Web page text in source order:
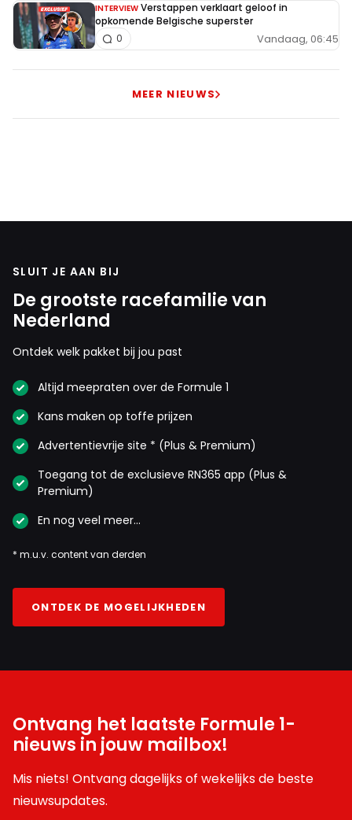
INTERVIEW Verstappen verklaart geloof in
opkomende Belgische superster
Vandaag, 06:45
0
MEER NIEUWS
SLUIT JE AAN BIJ
De grootste racefamilie van
Nederland
Ontdek welk pakket bij jou past
Altijd meepraten over de Formule 1
Kans maken op toffe prijzen
Advertentievrije site * (Plus & Premium)
Toegang tot de exclusieve RN365 app (Plus &
Premium)
En nog veel meer…
* m.u.v. content van derden
ONTDEK DE MOGELIJKHEDEN
Ontvang het laatste Formule 1-
nieuws in jouw mailbox!
Mis niets! Ontvang dagelijks of wekelijks de beste
nieuwsupdates.